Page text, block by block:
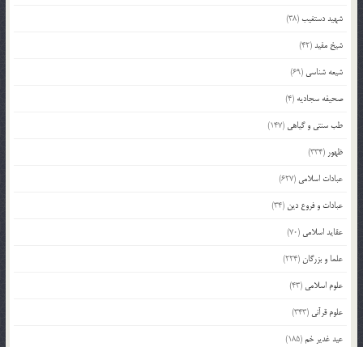
شهید دستغیب(38)
شیخ مفید(42)
شیعه شناسی (69)
صحیفه سجادیه (4)
طب سنتی و گیاهی (147)
ظهور (334)
عبادات اسلامی (627)
عبادات و فروع دین (34)
عقاید اسلامی (70)
علما و بزرگان(224)
علوم اسلامی (43)
علوم قرآنی (343)
عید غدیر خم(185)